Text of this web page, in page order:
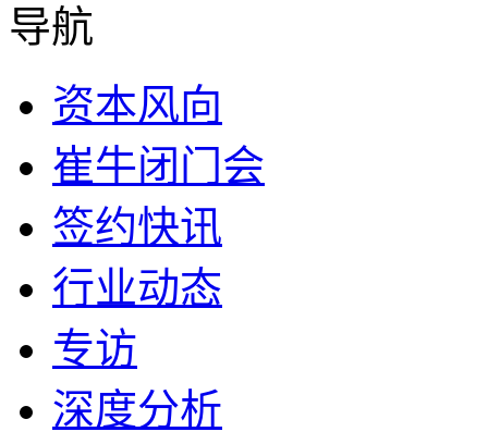
导航
资本风向
崔牛闭门会
签约快讯
行业动态
专访
深度分析